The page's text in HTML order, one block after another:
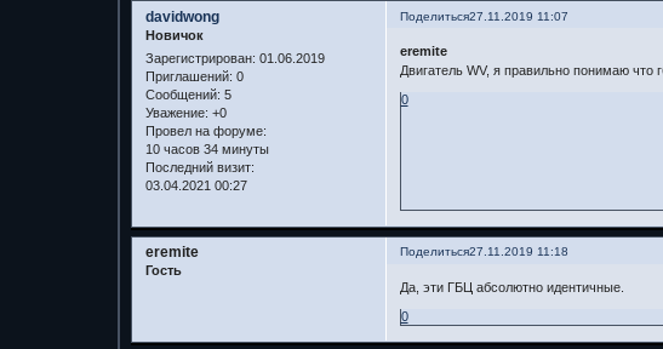
Поделиться27.11.2019 11:07
davidwong
Новичок
Зарегистрирован: 01.06.2019
Приглашений: 0
Сообщений: 5
Уважение: +0
Провел на форуме:
10 часов 34 минуты
Последний визит:
03.04.2021 00:27
eremite
Двигатель WV, я правильно понимаю что
0
Поделиться27.11.2019 11:18
eremite
Гость
Да, эти ГБЦ абсолютно идентичные.
0